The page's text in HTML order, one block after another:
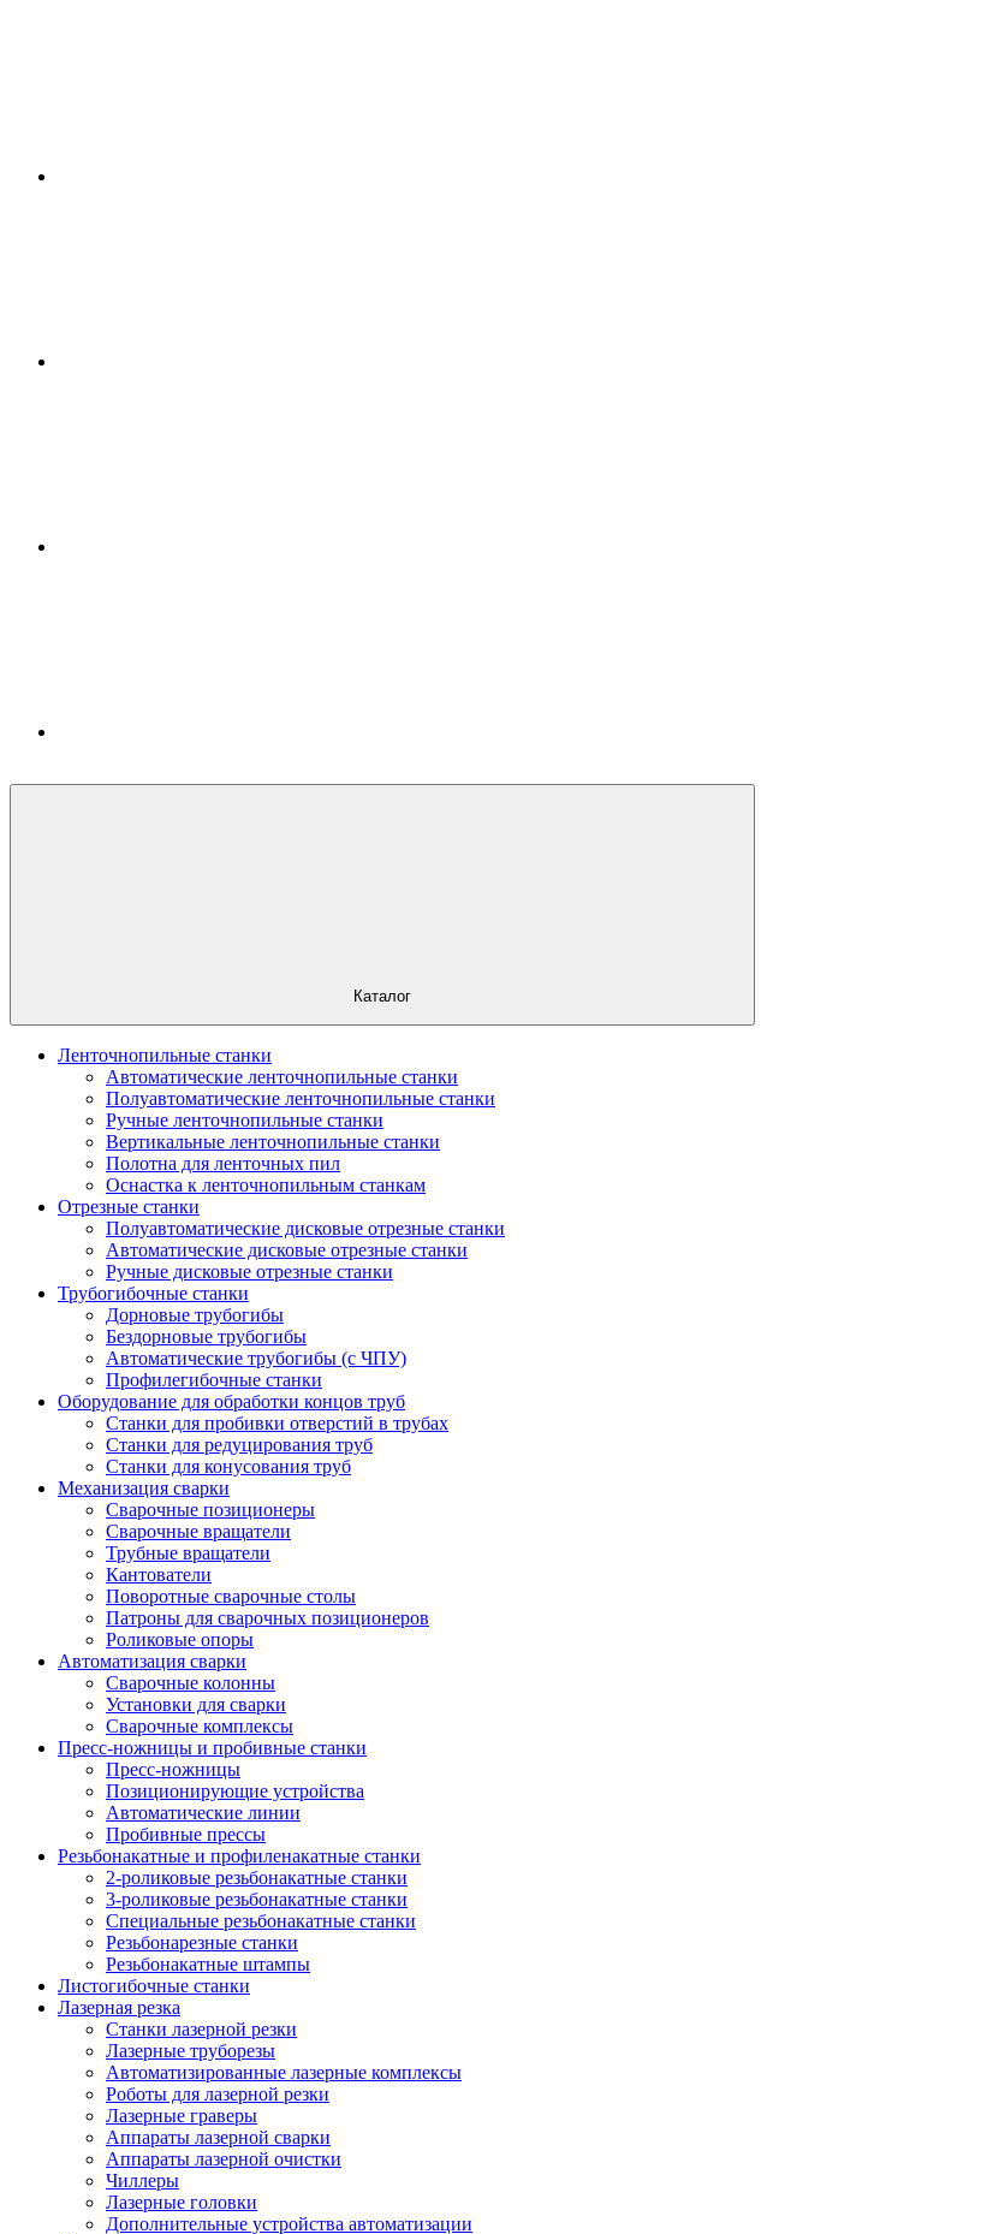
Каталог
Ленточнопильные станки
Автоматические ленточнопильные станки
Полуавтоматические ленточнопильные станки
Ручные ленточнопильные станки
Вертикальные ленточнопильные станки
Полотна для ленточных пил
Оснастка к ленточнопильным станкам
Отрезные станки
Полуавтоматические дисковые отрезные станки
Автоматические дисковые отрезные станки
Ручные дисковые отрезные станки
Трубогибочные станки
Дорновые трубогибы
Бездорновые трубогибы
Автоматические трубогибы (с ЧПУ)
Профилегибочные станки
Оборудование для обработки концов труб
Станки для пробивки отверстий в трубах
Станки для редуцирования труб
Станки для конусования труб
Механизация сварки
Сварочные позиционеры
Сварочные вращатели
Трубные вращатели
Кантователи
Поворотные сварочные столы
Патроны для сварочных позиционеров
Роликовые опоры
Автоматизация сварки
Сварочные колонны
Установки для сварки
Сварочные комплексы
Пресс-ножницы и пробивные станки
Пресс-ножницы
Позиционирующие устройства
Автоматические линии
Пробивные прессы
Резьбонакатные и профиленакатные станки
2-роликовые резьбонакатные станки
3-роликовые резьбонакатные станки
Специальные резьбонакатные станки
Резьбонарезные станки
Резьбонакатные штампы
Листогибочные станки
Лазерная резка
Станки лазерной резки
Лазерные труборезы
Автоматизированные лазерные комплексы
Роботы для лазерной резки
Лазерные граверы
Аппараты лазерной сварки
Аппараты лазерной очистки
Чиллеры
Лазерные головки
Дополнительные устройства автоматизации